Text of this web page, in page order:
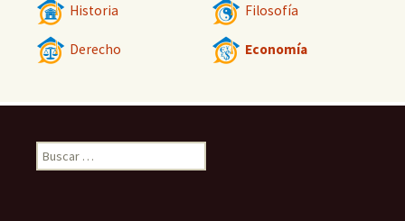
Historia Filosofía
Derecho Economía
Buscar: